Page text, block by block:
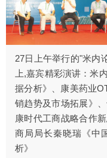
27日上午举行的"米内
上,嘉宾精彩演讲：米
据分析》、康美药业
销趋势及市场拓展》
康时代工商战略合作
商局局长秦晓瑞《中
析》